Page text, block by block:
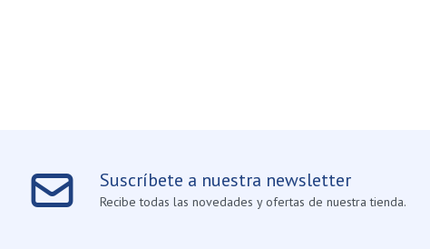
Suscríbete a nuestra newsletter
Recibe todas las novedades y ofertas de nuestra tienda.